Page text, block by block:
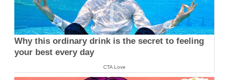
Why this ordinary drink is the secret to feeling
your best every day
CTA Love